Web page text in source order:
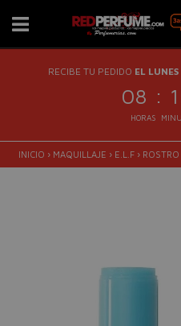
RECIBE TU PEDIDO EL LUNES
08 :
HORAS
INICIO › MAQUILLAJE › E.L.F › ROSTRO